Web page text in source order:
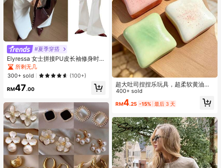
#夏季穿搭
Elyressa 女士拼接PU皮长袖修身时尚
衬衫所剩无几
300+ sold
(100+)
RM47.00
超大吐司捏捏乐玩具，超柔软黄油吐
司舒缓解压捏捏玩具，有粉色、黄
色、白色和绿色可选，解压捏捏乐
—— 是生日与节日礼品的优选、日常
400+ sold
RM4.25 -15% 最后 3 天